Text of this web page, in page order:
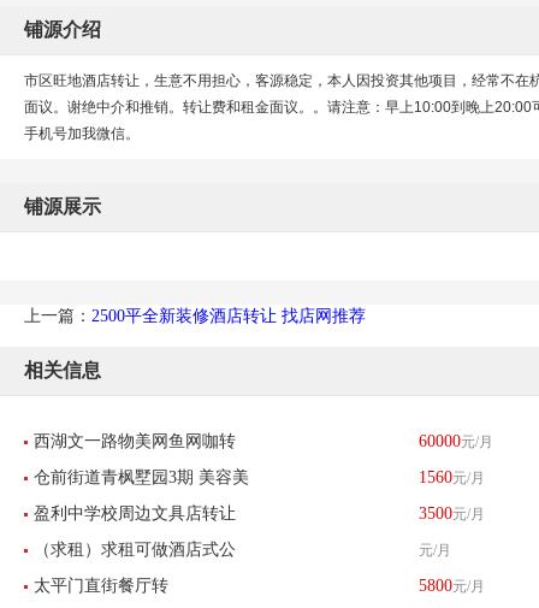
铺源介绍
市区旺地酒店转让，生意不用担心，客源稳定，本人因投资其他项目，经常不
面议。谢绝中介和推销。转让费和租金面议。。请注意：早上10:00到晚上
手机号加我微信。
铺源展示
上一篇： 2500平全新装修酒店转让 找店网推荐
相关信息
西湖文一路物美网鱼网咖转
让-找店网重点推荐
60000元/月
仓前街道青枫墅园3期 美容美
发
1560元/月
盈利中学校周边文具店转让 3500元/月
（求租）求租可做酒店式公
寓物业
元/月
太平门直街餐厅转 5800元/月